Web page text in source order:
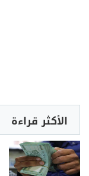
الأكثر قراءة